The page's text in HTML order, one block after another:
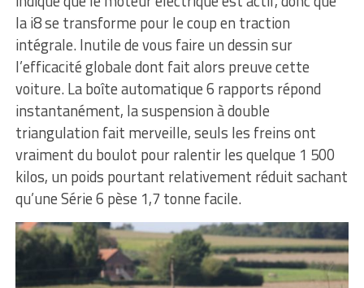
la i8 se transforme pour le coup en traction
intégrale. Inutile de vous faire un dessin sur
l’efficacité globale dont fait alors preuve cette
voiture. La boîte automatique 6 rapports répond
instantanément, la suspension à double
triangulation fait merveille, seuls les freins ont
vraiment du boulot pour ralentir les quelque 1 500
kilos, un poids pourtant relativement réduit sachant
qu’une Série 6 pèse 1,7 tonne facile.